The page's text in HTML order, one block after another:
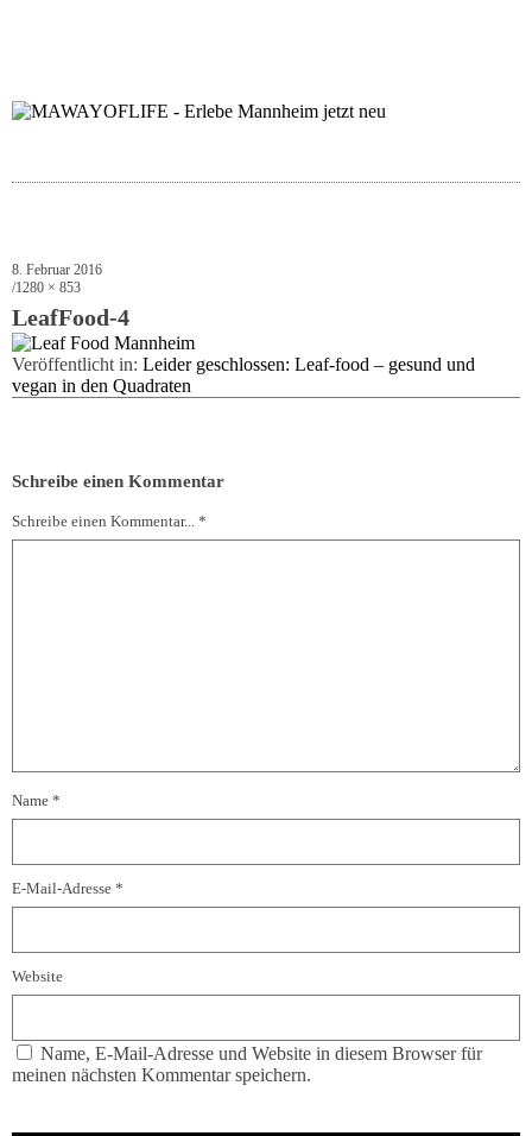
8. Februar 2016
1280 × 853
LeafFood-4
Veröffentlicht in: Leider geschlossen: Leaf-food – gesund und
vegan in den Quadraten
Schreibe einen Kommentar
Schreibe einen Kommentar... *
Name *
E-Mail-Adresse *
Website
Name, E-Mail-Adresse und Website in diesem Browser für
meinen nächsten Kommentar speichern.